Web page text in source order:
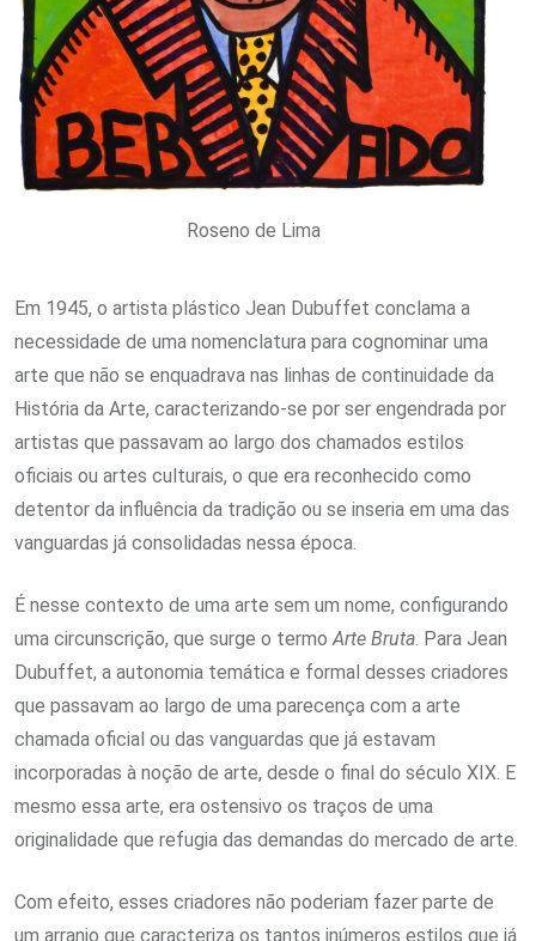
Roseno de Lima
Em 1945, o artista plástico Jean Dubuffet conclama a
necessidade de uma nomenclatura para cognominar uma
arte que não se enquadrava nas linhas de continuidade da
História da Arte, caracterizando-se por ser engendrada por
artistas que passavam ao largo dos chamados estilos
oficiais ou artes culturais, o que era reconhecido como
detentor da influência da tradição ou se inseria em uma das
vanguardas já consolidadas nessa época.
É nesse contexto de uma arte sem um nome, configurando
uma circunscrição, que surge o termoArte Bruta. Para Jean
Dubuffet, a autonomia temática e formal desses criadores
que passavam ao largo de uma parecença com a arte
chamada oficial ou das vanguardas que já estavam
incorporadas à noção de arte, desde o final do século XIX. E
mesmo essa arte, era ostensivo os traços de uma
originalidade que refugia das demandas do mercado de arte.
Com efeito, esses criadores não poderiam fazer parte de
um arranjo que caracteriza os tantos inúmeros estilos que já